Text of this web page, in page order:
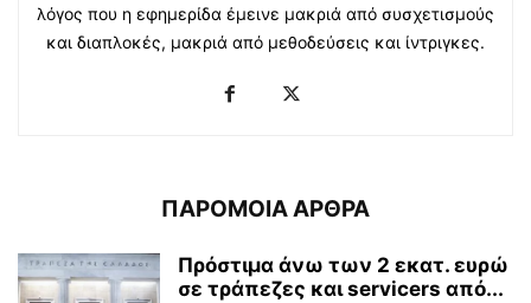
λόγος που η εφημερίδα έμεινε μακριά από συσχετισμούς
και διαπλοκές, μακριά από μεθοδεύσεις και ίντριγκες.
ΠΑΡΟΜΟΙΑ ΑΡΘΡΑ
Πρόστιμα άνω των 2 εκατ. ευρώ
σε τράπεζες και servicers από...